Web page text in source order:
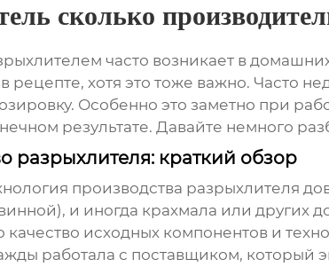
сколько
часто возникает в
рецепте, хотя это тоже важно. Часто
Особенно это заметно при
результате. Давайте немного
разрыхлителя: краткий обзор
производства разрыхлителя
и иногда крахмала или других
исходных компонентов и
работала с поставщиком, который